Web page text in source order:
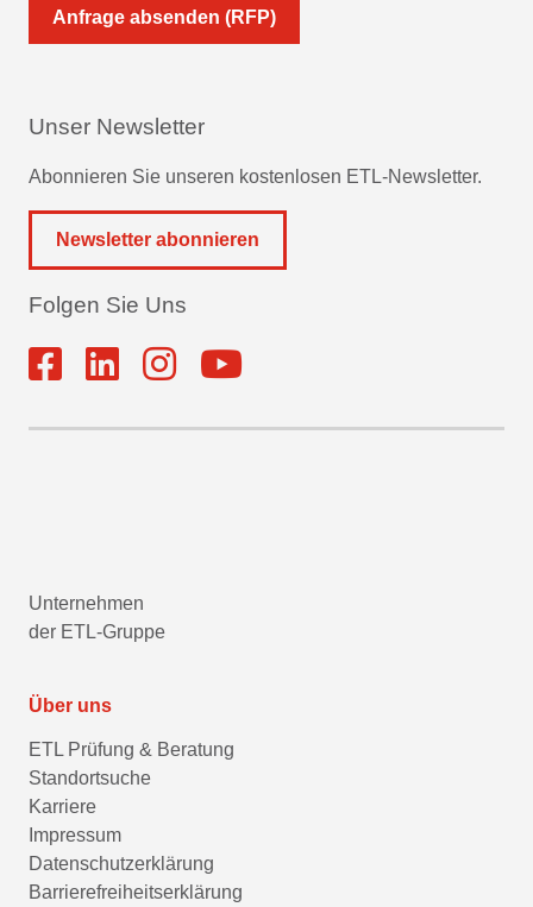
Anfrage absenden (RFP)
Unser Newsletter
Abonnieren Sie unseren kostenlosen ETL-Newsletter.
Newsletter abonnieren
Folgen Sie Uns
Unternehmen
der ETL-Gruppe
Über uns
ETL Prüfung & Beratung
Standortsuche
Karriere
Impressum
Datenschutzerklärung
Barrierefreiheitserklärung